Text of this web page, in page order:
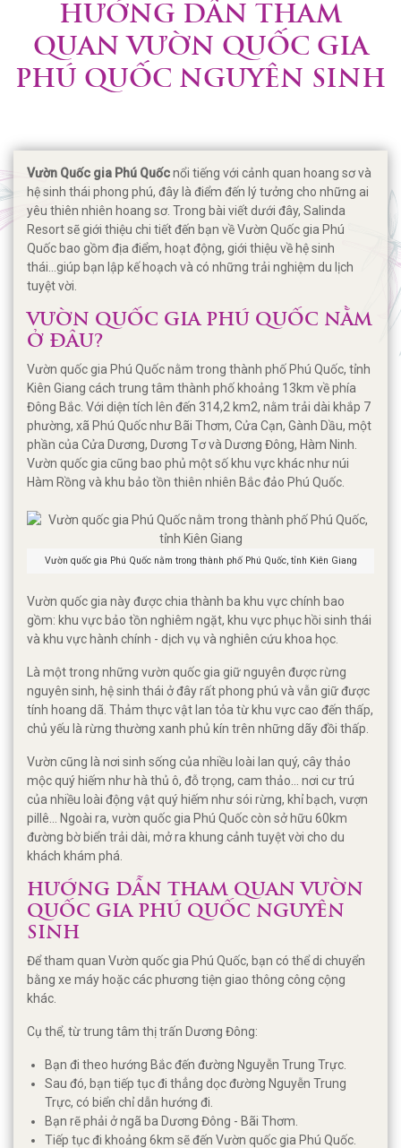
HƯỚNG DẪN THAM
QUAN VƯỜN QUỐC GIA
PHÚ QUỐC NGUYÊN SINH
Vườn Quốc gia Phú Quốcnổi tiếng với cảnh quan hoang sơ và
hệ sinh thái phong phú, đây là điểm đến lý tưởng cho những ai
yêu thiên nhiên hoang sơ. Trong bài viết dưới đây, Salinda
Resort sẽ giới thiệu chi tiết đến bạn về Vườn Quốc gia Phú
Quốc bao gồm địa điểm, hoạt động, giới thiệu về hệ sinh
thái...giúp bạn lập kế hoạch và có những trải nghiệm du lịch
tuyệt vời.
VƯỜN QUỐC GIA PHÚ QUỐC NẰM
Ở ĐÂU?
Vườn quốc gia Phú Quốc nằm trong thành phố Phú Quốc, tỉnh
Kiên Giang cách trung tâm thành phố khoảng 13km về phía
Đông Bắc. Với diện tích lên đến 314,2 km2, nằm trải dài khắp 7
phường, xã Phú Quốc như Bãi Thơm, Cửa Cạn, Gành Dầu, một
phần của Cửa Dương, Dương Tơ và Dương Đông, Hàm Ninh.
Vườn quốc gia cũng bao phủ một số khu vực khác như núi
Hàm Rồng và khu bảo tồn thiên nhiên Bắc đảo Phú Quốc.
Vườn quốc gia Phú Quốc nằm trong thành phố Phú Quốc, tỉnh Kiên Giang
Vườn quốc gia này được chia thành ba khu vực chính bao
gồm: khu vực bảo tồn nghiêm ngặt, khu vực phục hồi sinh thái
và khu vực hành chính - dịch vụ và nghiên cứu khoa học.
Là một trong những vườn quốc gia giữ nguyên được rừng
nguyên sinh, hệ sinh thái ở đây rất phong phú và vẫn giữ được
tính hoang dã. Thảm thực vật lan tỏa từ khu vực cao đến thấp,
chủ yếu là rừng thường xanh phủ kín trên những dãy đồi thấp.
Vườn cũng là nơi sinh sống của nhiều loài lan quý, cây thảo
mộc quý hiếm như hà thủ ô, đỗ trọng, cam thảo... nơi cư trú
của nhiều loài động vật quý hiếm như sói rừng, khỉ bạch, vượn
pillê... Ngoài ra, vườn quốc gia Phú Quốc còn sở hữu 60km
đường bờ biển trải dài, mở ra khung cảnh tuyệt vời cho du
khách khám phá.
HƯỚNG DẪN THAM QUAN VƯỜN
QUỐC GIA PHÚ QUỐC NGUYÊN
SINH
Để tham quan Vườn quốc gia Phú Quốc, bạn có thể di chuyển
bằng xe máy hoặc các phương tiện giao thông công cộng
khác.
Cụ thể, từ trung tâm thị trấn Dương Đông:
Bạn đi theo hướng Bắc đến đường Nguyễn Trung Trực.
Sau đó, bạn tiếp tục đi thẳng dọc đường Nguyễn Trung
Trực, có biển chỉ dẫn hướng đi.
Bạn rẽ phải ở ngã ba Dương Đông - Bãi Thơm.
Tiếp tục đi khoảng 6km sẽ đến Vườn quốc gia Phú Quốc.